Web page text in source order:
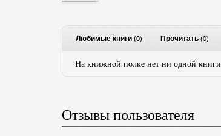
Любимые книги (0) Прочитать (0)
На книжной полке нет ни одной книги
Отзывы пользователя